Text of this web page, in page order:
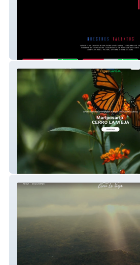
Dominican Agency Dream
MARIPOSARIO PANAMÁ